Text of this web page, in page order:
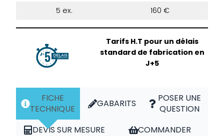
5 ex.
160 €
Tarifs H.T pour un délais
standard de fabrication en
J+5
FICHE
TECHNIQUE
GABARITS
POSER UNE
QUESTION
DEVIS SUR MESURE
COMMANDER